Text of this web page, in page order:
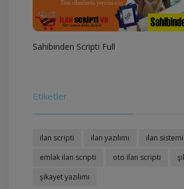
Sahibinden Scripti Full
Etiketler
ilan scripti ilan yazılımı
ilan sistemi
emlak ilan scripti
oto ilan scripti
şikayet yazılımı